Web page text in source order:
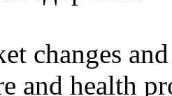
changes
and health